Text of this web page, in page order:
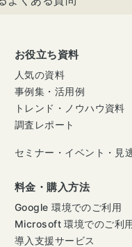
お役立ち資料
人気の資料
事例集・活用例
トレンド・ノウハウ資料
調査レポート
セミナー・イベント・見
料金・購入方法
Google 環境でのご利用
Microsoft 環境でのご利
導入支援サービス